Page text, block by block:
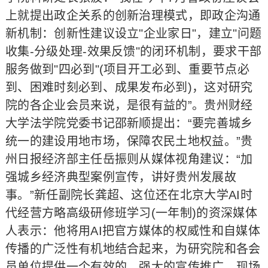
上就提出政企关系的创新治理模式，即政企沟通
新机制：创新性建议设立"企业家日"，建立"问题
收集-分级处理-效果反馈"的闭环机制，要求干部
服务做到"四必到"(项目开工必到、重要节点必
到、困难时刻必到、成果发布必到)，这对研究
院的各企业会员来说，是很有益的”。贵州财经
大学法学院党委书记邵新顺提出：“要完善城乡
统一的建设用地市场，保障农民土地权益。”贵
州日报经济部主任岳振则从媒体视角建议：“加
强城乡经济典型案例宣传，讲好贵州发展故
事。”新任副院长龚超、这位还在北京大学AI时
代经营方略高级研修班学习(一年制)的资深媒体
人表示：他将用AI把官方媒体的权威性和自媒体
传播的广泛性有机地结合起来，为研究院和各会